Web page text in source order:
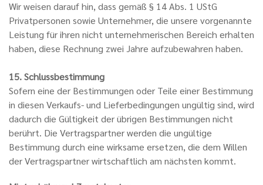
Wir weisen darauf hin, dass gemäß § 14 Abs. 1 UStG
Privatpersonen sowie Unternehmer, die unsere vorgenannte
Leistung für ihren nicht unternehmerischen Bereich erhalten
haben, diese Rechnung zwei Jahre aufzubewahren haben.
15. Schlussbestimmung
Sofern eine der Bestimmungen oder Teile einer Bestimmung
in diesen Verkaufs- und Lieferbedingungen ungültig sind, wird
dadurch die Gültigkeit der übrigen Bestimmungen nicht
berührt. Die Vertragspartner werden die ungültige
Bestimmung durch eine wirksame ersetzen, die dem Willen
der Vertragspartner wirtschaftlich am nächsten kommt.